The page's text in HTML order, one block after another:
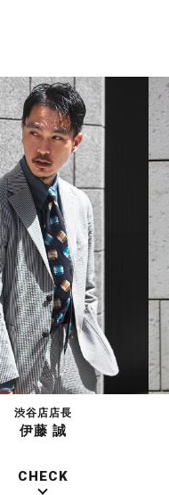
渋谷店店長
伊藤 誠
CHECK